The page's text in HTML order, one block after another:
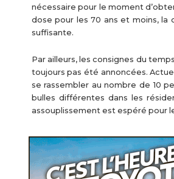
nécessaire pour le moment
dose pour les 70 ans et moins, la
suffisante.
Par ailleurs, les consignes du
toujours pas été annoncées.
se rassembler au nombre de 10
bulles différentes dans les
assouplissement est espéré pour